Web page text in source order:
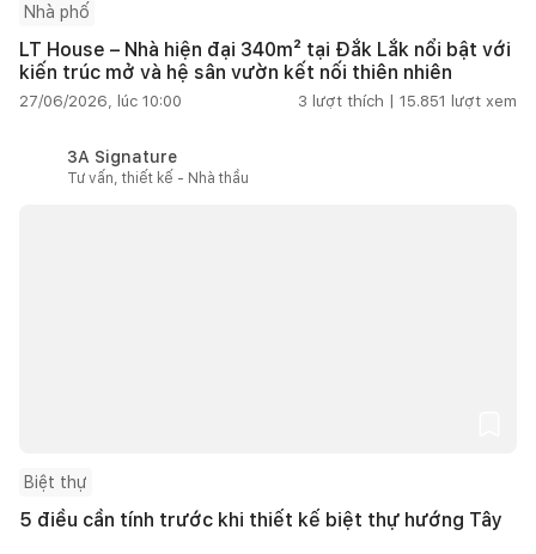
Nhà phố
LT House – Nhà hiện đại 340m² tại Đắk Lắk nổi bật với
kiến trúc mở và hệ sân vườn kết nối thiên nhiên
27/06/2026, lúc 10:00 3 lượt thích | 15.851 lượt xem
3A Signature
Tư vấn, thiết kế - Nhà thầu
Biệt thự
5 điều cần tính trước khi thiết kế biệt thự hướng Tây